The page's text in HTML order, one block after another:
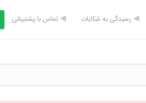
⫸ رسیدگی به شکایات ⫸ تماس با پشتیبانی